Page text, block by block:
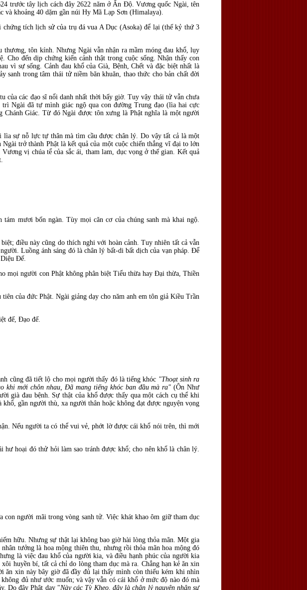
trước tây lịch cách đây 2622 năm ở Ấn Độ. Vương quốc Ngài, tên
và khoảng 40 dặm gần núi Hy Mã Lạp Sơn (Himalaya).
tích lịch sử của trụ đá vua A Dục (Asoka) để lại (thế kỷ thứ 3
tôn kính. Nhưng Ngài vẫn nhận ra mầm móng đau khổ, lụy
Cho đến dịp chứng kiến cảnh thật trong cuộc sống. Nhận thấy con
vì sự sống. Cảnh đau khổ của Già, Bệnh, Chết và đặc biệt nhất là
sanh trong tâm thái tử niềm băn khuăn, thao thức cho bản chất đời
của các đạo sĩ nổi danh nhất thời bấy giờ. Tuy vậy thái tử vẫn chưa
Ngài đã tự mình giác ngộ qua con đường Trung đạo (lìa hai cực
Chánh Giác. Từ đó Ngài được tôn xưng là Phật nghĩa là một người
lìa sự nỗ lực tự thân mà tìm cầu được chân lý. Do vậy tất cả là một
trở thành Phật là kết quả của một cuộc chiến thắng vĩ đại to lớn
vị chúa tể của sắc ái, tham lam, dục vọng ở thế gian. Kết quả
mươi bốn ngàn. Tùy mọi căn cơ của chúng sanh mà khai ngộ.
điều này cũng do thích nghi với hoàn cảnh. Tuy nhiên tất cả vẫn
Luồng ánh sáng đó là chân lý bất-di bất dịch của vạn pháp. Để
Đế.
mọi người con Phật không phân biệt Tiểu thừa hay Đại thừa, Thiền
của đức Phật. Ngài giảng dạy cho năm anh em tôn giả Kiều Trần
đế, Đạo đế.
cũng đã tiết lộ cho mọi người thấy đó là tiếng khóc "Thoạt sinh ra
khi mới chôn nhau, Đã mang tiếng khóc ban đầu mà ra" (Ôn Như
già đau bệnh. Sự thật của khổ được thấy qua một cách cụ thể khi
gần người thù, xa người thân hoặc không đạt được nguyện vọng
Nếu người ta có thể vui vẻ, phớt lờ được cái khổ nói trên, thì mới
hoại đó thử hỏi làm sao tránh được khổ; cho nên khổ là chân lý.
con người mãi trong vòng sanh tử. Việc khát khao ôm giữ tham dục
hữu. Nhưng sự thật lại không bao giờ hài lòng thỏa mãn. Một gia
tưởng là hoa mộng thiên thu, nhưng rồi thỏa mãn hoa mộng đó
là việc đau khổ của người kia, và điều hạnh phúc của người kia
huyền bí, tất cả chỉ do lòng tham dục mà ra. Chẳng hạn kẻ ăn xin
ăn xin này bây giờ đã đầy đủ lại thấy mình còn thiếu kém khi nhìn
đủ như ước muốn; và vậy vẫn có cái khổ ở mức độ nào đó mà
Do đây Phật dạy "Này các Tỳ Kheo, đây là chân lý nguyên nhân sự